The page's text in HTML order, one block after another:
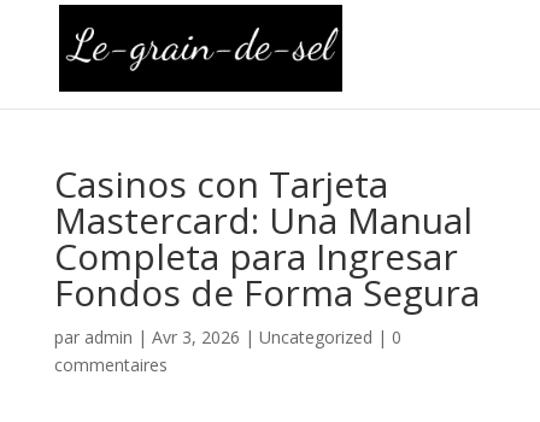
Casinos con Tarjeta
Mastercard: Una Manual
Completa para Ingresar
Fondos de Forma Segura
par admin | Avr 3, 2026 | Uncategorized | 0
commentaires